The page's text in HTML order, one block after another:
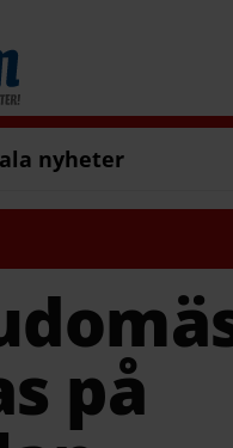
nyheter
på